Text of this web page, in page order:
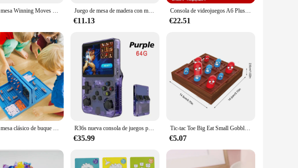
and deflated, making it a convenient choice for families on the go. When not in
is perfect for both indoor and outdoor play, offering a safe and engaging environment
from casual playdates to organized sports events. The inflatable's durability
encourages children to engage in physical activity, promoting a healthy lifestyle
schools, daycares, and recreational facilities looking to provide safe and enjoyable
Juego de mesa Winning Moves Games - Monopolio de Juego de Tronos de lujo Juego de mesa de madera con memoria para niños, juego de Mahjong, juegos familiares, frutas, animales, dibujos animados, rompecabezas educativo temprano, juguete
€11.13
Consola de videojuegos A6 Plus Mini Arcade, consola de juegos retro portátil de 3,5 pulgadas, compatible con FC, pantalla de TV integrada, regalo para niños, 600
€22.51
Juego de mesa clásico de buque de guerra, juego de mesa de estrategia para 2 jugadores, juego de Batalla en el mar para adultos y niños R36s nueva consola de juegos portátil Linux de código abierto pantalla IPS de 3,5 pulgadas reproductor de vídeo portátil de 128GB regalo de Navidad
€35.99
Tic-tac Toe Big Eat Small Gobble juego de mesa para niños, regalos de cumpleaños de Navidad para padres e hijos, juguetes educativos interactivos
€5.07